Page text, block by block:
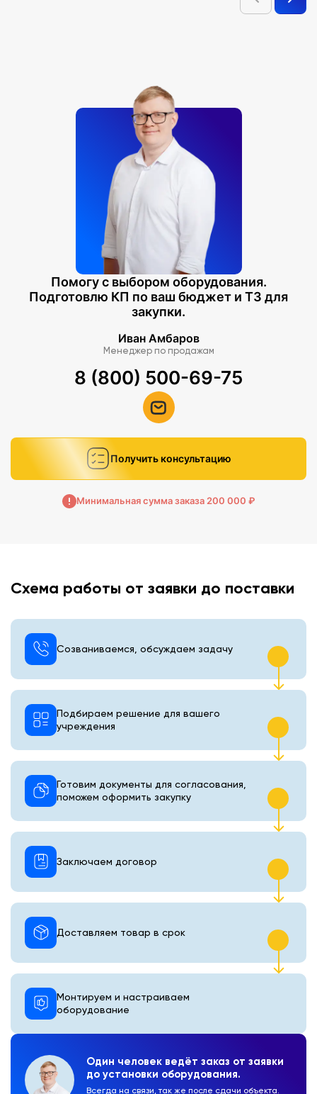
Помогу с выбором оборудования.
Подготовлю КП по ваш бюджет и ТЗ для
закупки.
Иван Амбаров
Менеджер по продажам
8 (800) 500-69-75
Получить консультацию
Минимальная сумма заказа 200 000 ₽
Схема работы от заявки до поставки
Один человек ведёт заказ от заявки
до установки оборудования.
Всегда на связи, так же после сдачи объекта.
Созваниваемся, обсуждаем задачу
Подбираем решение для вашего
учреждения
Готовим документы для согласования,
поможем оформить закупку
Монтируем и настраиваем
оборудование
Доставляем товар в срок
Заключаем договор